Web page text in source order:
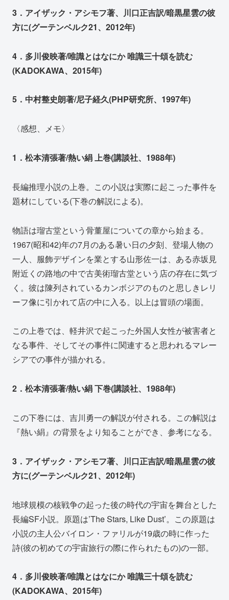
3．アイザック・アシモフ著、川口正吉訳/暗黒星雲の彼
方に(グーテンベルク21、2012年)
4．多川俊映著/唯識とはなにか 唯識三十頌を読む
(KADOKAWA、2015年)
5．中村整史朗著/尼子経久(PHP研究所、1997年)
〈感想、メモ〉
1．松本清張著/熱い絹 上巻(講談社、1988年)
長編推理小説の上巻。この小説は実際に起こった事件を
題材にしている(下巻の解説による)。
物語は瑠古堂という骨董屋についての章から始まる。
1967(昭和42)年の7月のある暑い日の夕刻、登場人物の
一人、服飾デザインを業とする山形佐一は、ある赤坂見
附近くの路地の中で古美術瑠古堂という店の存在に気づ
く。彼は陳列されているカンボジアのものと思しきレリ
ーフ像に引かれて店の中に入る。以上は冒頭の場面。
この上巻では、軽井沢で起こった外国人女性が被害者と
なる事件、そしてその事件に関連すると思われるマレー
シアでの事件が描かれる。
2．松本清張著/熱い絹 下巻(講談社、1988年)
この下巻には、吉川勇一の解説が付される。この解説は
『熱い絹』の背景をより知ることができ、参考になる。
3．アイザック・アシモフ著、川口正吉訳/暗黒星雲の彼
方に(グーテンベルク21、2012年)
地球規模の核戦争の起った後の時代の宇宙を舞台とした
長編SF小説。原題は’The Stars, Like Dust’。この原題は
小説の主人公バイロン・ファリルが19歳の時に作った
詩(彼の初めての宇宙旅行の際に作られたもの)の一部。
4．多川俊映著/唯識とはなにか 唯識三十頌を読む
(KADOKAWA、2015年)